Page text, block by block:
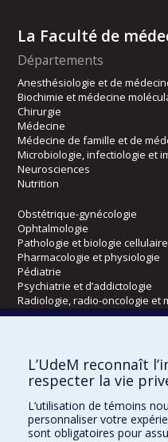
La Faculté de
Départements
Anesthésiologie et de
Biochimie et médecine
Chirurgie
Médecine
Médecine de famille et de
Microbiologie, infectiologie et
Neurosciences
Nutrition
Obstétrique-gynécologie
Ophtalmologie
Pathologie et biologie cellulaire
Pharmacologie et physiologie
Pédiatrie
Psychiatrie et d’addictologie
Radiologie, radio-oncologie et
Kinésiologie et des sciences
Orthophonie et audiologie
Réadaptation
L’UdeM reconnaît
respecter la vie
L’utilisation de témoins
personnaliser votre
sont obligatoires pour